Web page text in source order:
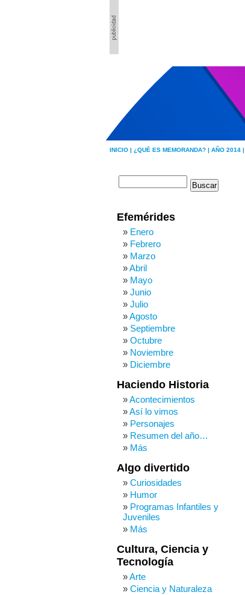
INICIO | ¿QUÉ ES MEMORANDA? | AÑO 2014 |
Efemérides
Enero
Febrero
Marzo
Abril
Mayo
Junio
Julio
Agosto
Septiembre
Octubre
Noviembre
Diciembre
Haciendo Historia
Acontecimientos
Así lo vimos
Personajes
Resumen del año…
Más
Algo divertido
Curiosidades
Humor
Programas Infantiles y
Juveniles
Más
Cultura, Ciencia y
Tecnología
Arte
Ciencia y Naturaleza